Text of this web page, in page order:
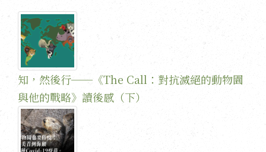
知，然後行──《The Call：對抗滅絕的動物園
與他的戰略》讀後感（下）